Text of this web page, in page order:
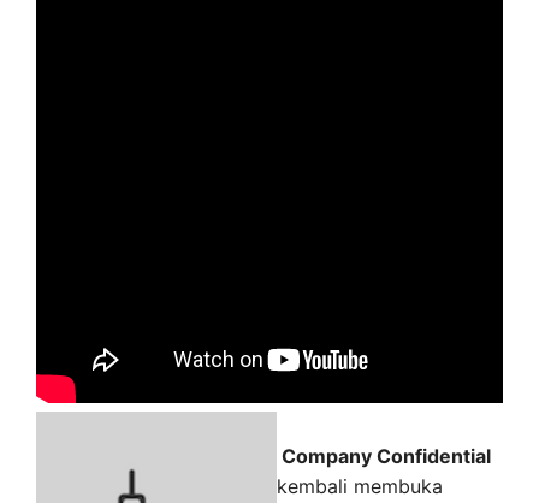
Company Confidential
kembali membuka